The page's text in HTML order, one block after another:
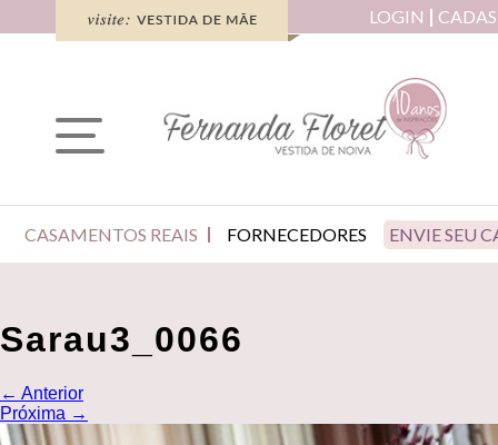
LOGIN
CASAMENTOS REAIS FORNECEDORES ENVIE SEU
Sarau3_0066
← Anterior
Próxima →